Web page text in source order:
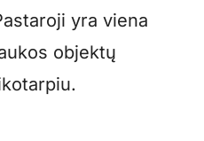
yra viena
objektų